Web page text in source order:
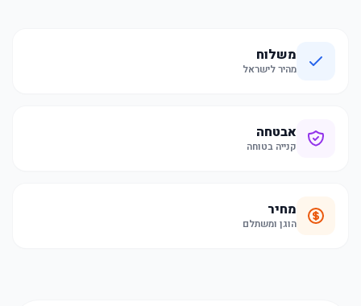
משלוח
מהיר לישראל
אבטחה
קנייה בטוחה
מחיר
הוגן ומשתלם